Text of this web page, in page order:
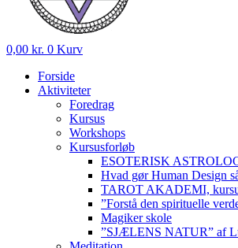
0,00 kr. 0 Kurv
Forside
Aktiviteter
Foredrag
Kursus
Workshops
Kursusforløb
ESOTERISK
Hvad gør Human Design
TAROT AKADEMI,
”Forstå den spirituelle
Magiker skole
”SJÆLENS NATUR” af